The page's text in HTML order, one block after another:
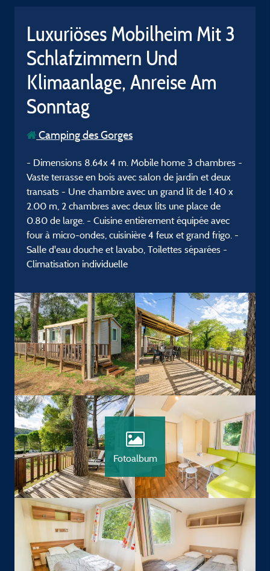
Luxuriöses Mobilheim Mit 3
Schlafzimmern Und
Klimaanlage, Anreise Am
Sonntag
Camping des Gorges
- Dimensions 8.64x 4 m. Mobile home 3 chambres -
Vaste terrasse en bois avec salon de jardin et deux
transats - Une chambre avec un grand lit de 1.40 x
2.00 m, 2 chambres avec deux lits une place de
0.80 de large. - Cuisine entièrement équipée avec
four à micro-ondes, cuisinière 4 feux et grand frigo. -
Salle d'eau douche et lavabo, Toilettes séparées -
Climatisation individuelle
Fotoalbum